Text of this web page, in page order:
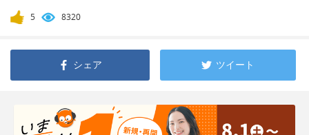
5 8320
シェア ツイート